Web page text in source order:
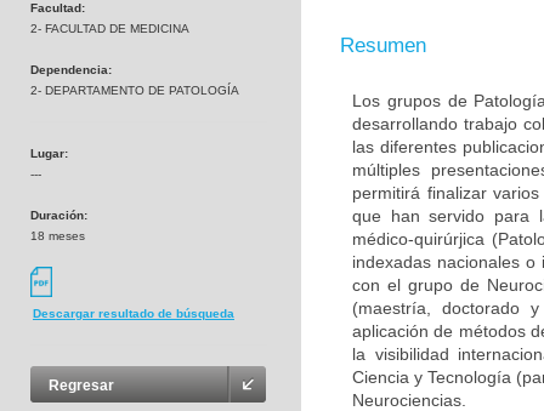
Facultad:
2- FACULTAD DE MEDICINA
Dependencia:
2- DEPARTAMENTO DE PATOLOGÍA
Lugar:
---
Duración:
18 meses
Descargar resultado de búsqueda
Regresar
Resumen
Los grupos de
desarrollando trabajo
las diferentes
múltiples
permitirá finalizar
que han servido para
médico-quirúrjica
indexadas nacionales
con el grupo de
(maestría, doctorado
aplicación de métodos
la visibilidad
Ciencia y Tecnología
Neurociencias.